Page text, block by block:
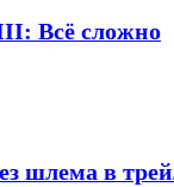
Всё сложно
шлема в